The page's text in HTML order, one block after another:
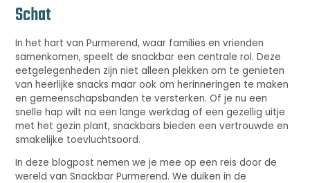
Schat
In het hart van Purmerend, waar families en vrienden
samenkomen, speelt de snackbar een centrale rol. Deze
eetgelegenheden zijn niet alleen plekken om te genieten
van heerlijke snacks maar ook om herinneringen te maken
en gemeenschapsbanden te versterken. Of je nu een
snelle hap wilt na een lange werkdag of een gezellig uitje
met het gezin plant, snackbars bieden een vertrouwde en
smakelijke toevluchtsoord.
In deze blogpost nemen we je mee op een reis door de
wereld van Snackbar Purmerend. We duiken in de